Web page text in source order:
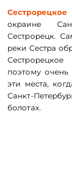
окраине
Сестрорецк.
реки Сестра
поэтому очень
эти места,
Санкт-
болотах.